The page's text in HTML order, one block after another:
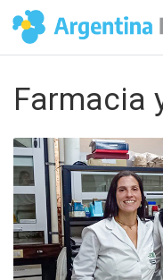
Farmacia